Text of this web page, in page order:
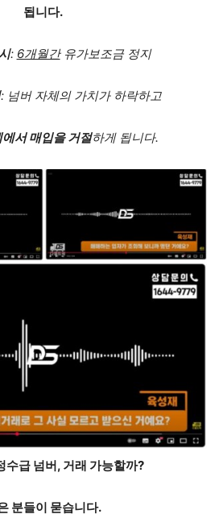
됩니다.
: 6개월간유가보조금 정지
: 넘버 자체의 가치가 하락하고
에서매입을 거절하게 됩니다.
수급 넘버, 거래 가능할까?
분들이 묻습니다.